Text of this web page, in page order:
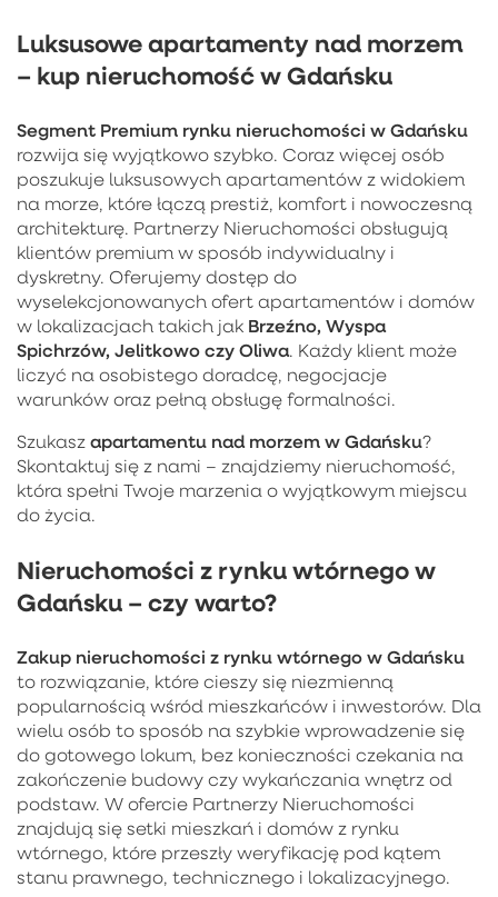
Luksusowe apartamenty nad morzem
– kup nieruchomość w Gdańsku
Segment Premium rynku nieruchomości w Gdańsku
rozwija się wyjątkowo szybko. Coraz więcej osób
poszukuje luksusowych apartamentów z widokiem
na morze, które łączą prestiż, komfort i nowoczesną
architekturę. Partnerzy Nieruchomości obsługują
klientów premium w sposób indywidualny i
dyskretny. Oferujemy dostęp do
wyselekcjonowanych ofert apartamentów i domów
w lokalizacjach takich jak Brzeźno, Wyspa
Spichrzów, Jelitkowo czy Oliwa. Każdy klient może
liczyć na osobistego doradcę, negocjacje
warunków oraz pełną obsługę formalności.
Szukasz apartamentu nad morzem w Gdańsku?
Skontaktuj się z nami – znajdziemy nieruchomość,
która spełni Twoje marzenia o wyjątkowym miejscu
do życia.
Nieruchomości z rynku wtórnego w
Gdańsku – czy warto?
Zakup nieruchomości z rynku wtórnego w Gdańsku
to rozwiązanie, które cieszy się niezmienną
popularnością wśród mieszkańców i inwestorów. Dla
wielu osób to sposób na szybkie wprowadzenie się
do gotowego lokum, bez konieczności czekania na
zakończenie budowy czy wykańczania wnętrz od
podstaw. W ofercie Partnerzy Nieruchomości
znajdują się setki mieszkań i domów z rynku
wtórnego, które przeszły weryfikację pod kątem
stanu prawnego, technicznego i lokalizacyjnego.